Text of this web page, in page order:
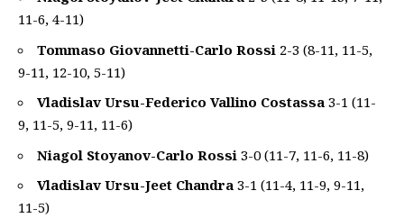
11-6, 4-11)
Tommaso Giovannetti-Carlo Rossi 2-3 (8-11, 11-5,
9-11, 12-10, 5-11)
Vladislav Ursu-Federico Vallino Costassa 3-1 (11-
9, 11-5, 9-11, 11-6)
Niagol Stoyanov-Carlo Rossi 3-0 (11-7, 11-6, 11-8)
Vladislav Ursu-Jeet Chandra 3-1 (11-4, 11-9, 9-11,
11-5)